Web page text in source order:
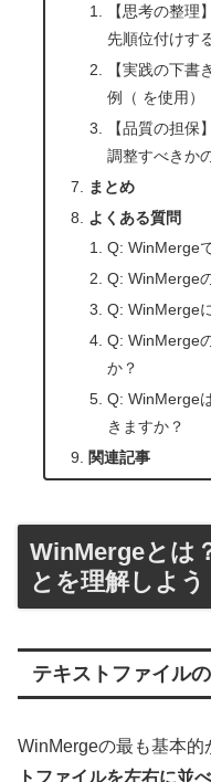
【思考の整理
先順位付けす
【実践の下書
例（ を使用）
【品質の担保
調整すべきか
まとめ
よくある質問
Q: WinMerge
Q: WinMerge
Q: WinMerge
Q: WinMerge
か？
Q: WinMerge
きますか？
関連記事
WinMergeとは
とを理解しよう
テキストファイル
WinMergeの最も基本的
トファイルを左右に並